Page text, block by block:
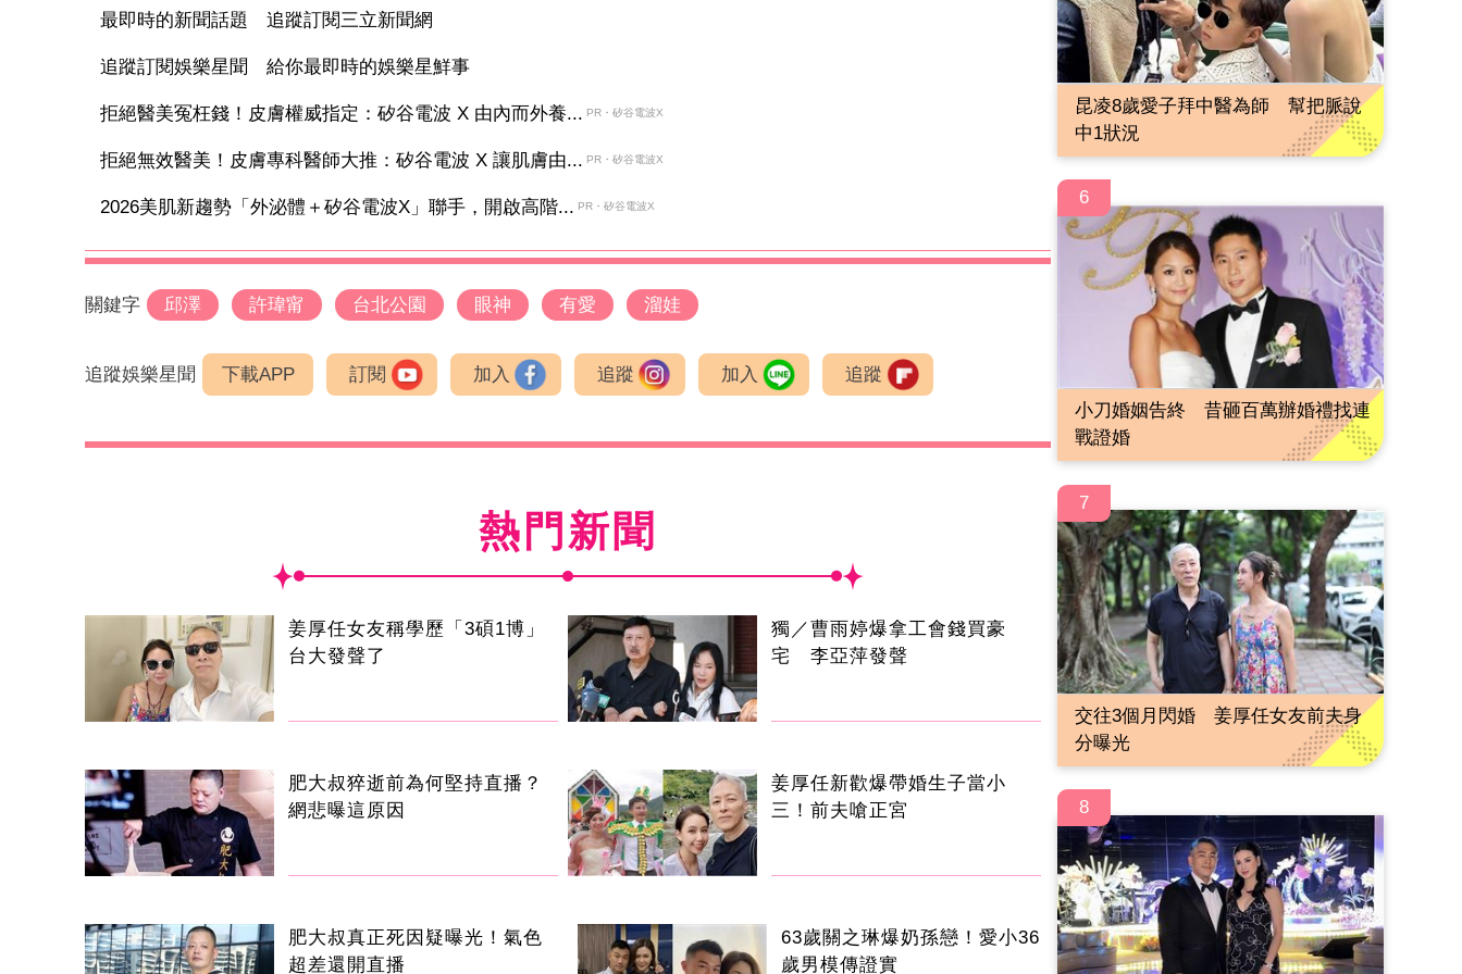
最即時的新聞話題 追蹤訂閱三立新聞網
追蹤訂閱娛樂星聞 給你最即時的娛樂星鮮事
拒絕醫美冤枉錢！皮膚權威指定：矽谷電波 X 由內而外養... PR・矽谷電波X
拒絕無效醫美！皮膚專科醫師大推：矽谷電波 X 讓肌膚由... PR・矽谷電波X
2026美肌新趨勢「外泌體＋矽谷電波X」聯手，開啟高階... PR・矽谷電波X
關鍵字 邱澤 許瑋甯 台北公園 眼神 有愛 溜娃
追蹤娛樂星聞 下載APP 訂閱 加入 追蹤 加入 追蹤
熱門新聞
姜厚任女友稱學歷「3碩1博」
台大發聲了
獨／曹雨婷爆拿工會錢買豪
宅 李亞萍發聲
肥大叔猝逝前為何堅持直播？
網悲曝這原因
姜厚任新歡爆帶婚生子當小
三！前夫嗆正宮
肥大叔真正死因疑曝光！氣色
超差還開直播
63歲關之琳爆奶孫戀！愛小36
歲男模傳證實
昆凌8歲愛子拜中醫為師 幫把脈說
中1狀況
6
小刀婚姻告終 昔砸百萬辦婚禮找連
戰證婚
7
交往3個月閃婚 姜厚任女友前夫身
分曝光
8